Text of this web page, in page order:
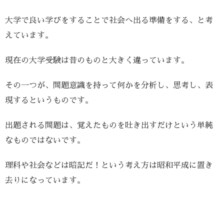
大学で良い学びをすることで社会へ出る準備をする、と考
えています。
現在の大学受験は昔のものと大きく違っています。
その一つが、問題意識を持って何かを分析し、思考し、表
現するというものです。
出題される問題は、覚えたものを吐き出すだけという単純
なものではないです。
理科や社会などは暗記だ！という考え方は昭和平成に置き
去りになっています。